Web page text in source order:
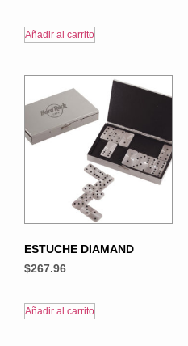
Añadir al carrito
ESTUCHE DIAMAND
$267.96
Añadir al carrito